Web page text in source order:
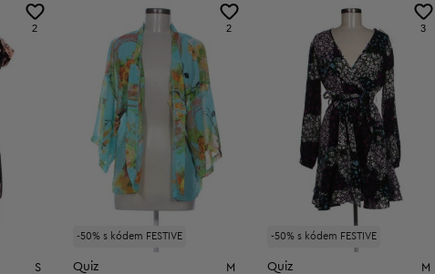
2
S
-50% s kódem FESTIVE
2
Quiz M
-50% s kódem FESTIVE
3
Quiz M